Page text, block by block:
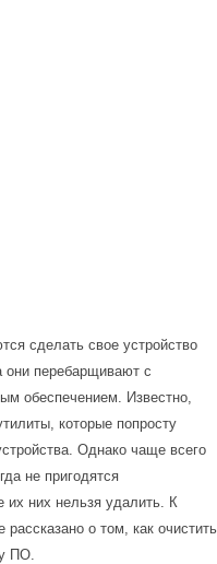
сделать свое устройство
они перебарщивают с
обеспечением. Известно,
которые попросту
Однако чаще всего
не пригодятся
их них нельзя удалить. К
о том, как очистить
ПО.